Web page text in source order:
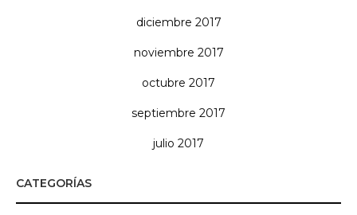
diciembre 2017
noviembre 2017
octubre 2017
septiembre 2017
julio 2017
CATEGORÍAS